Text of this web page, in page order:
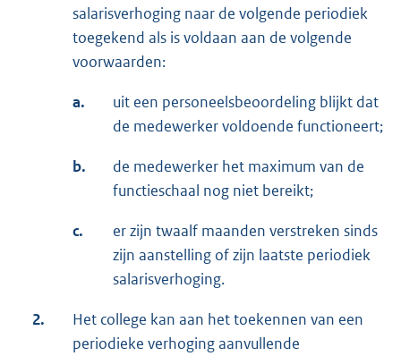
salarisverhoging naar de volgende periodiek
toegekend als is voldaan aan de volgende
voorwaarden:
a.
uit een personeelsbeoordeling blijkt dat
de medewerker voldoende functioneert;
b.
de medewerker het maximum van de
functieschaal nog niet bereikt;
c.
er zijn twaalf maanden verstreken sinds
zijn aanstelling of zijn laatste periodiek
salarisverhoging.
2.
Het college kan aan het toekennen van een
periodieke verhoging aanvullende